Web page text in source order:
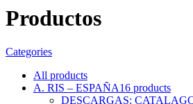
Productos
Categories
All products
A. RIS – ESPAÑA16 products
DESCARGAS: